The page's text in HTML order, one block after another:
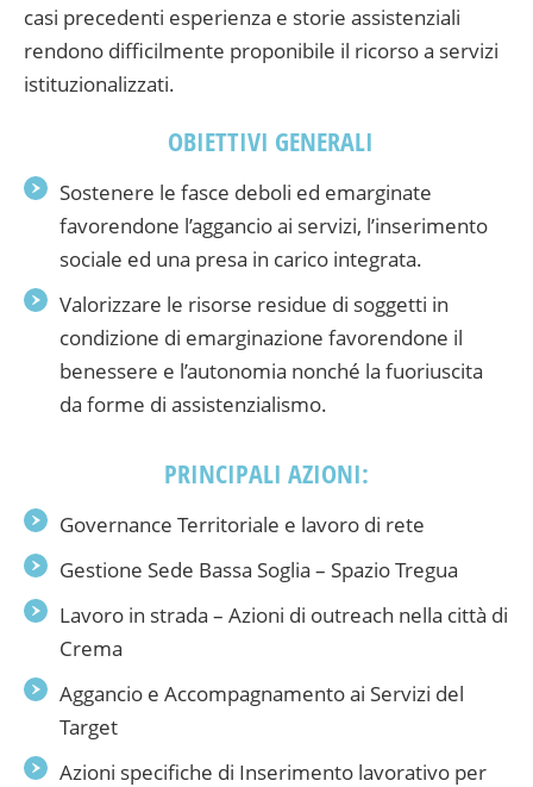
casi precedenti esperienza e storie assistenziali
rendono difficilmente proponibile il ricorso a servizi
istituzionalizzati.
OBIETTIVI GENERALI
Sostenere le fasce deboli ed emarginate
favorendone l’aggancio ai servizi, l’inserimento
sociale ed una presa in carico integrata.
Valorizzare le risorse residue di soggetti in
condizione di emarginazione favorendone il
benessere e l’autonomia nonché la fuoriuscita
da forme di assistenzialismo.
PRINCIPALI AZIONI:
Governance Territoriale e lavoro di rete
Gestione Sede Bassa Soglia – Spazio Tregua
Lavoro in strada – Azioni di outreach nella città di
Crema
Aggancio e Accompagnamento ai Servizi del
Target
Azioni specifiche di Inserimento lavorativo per